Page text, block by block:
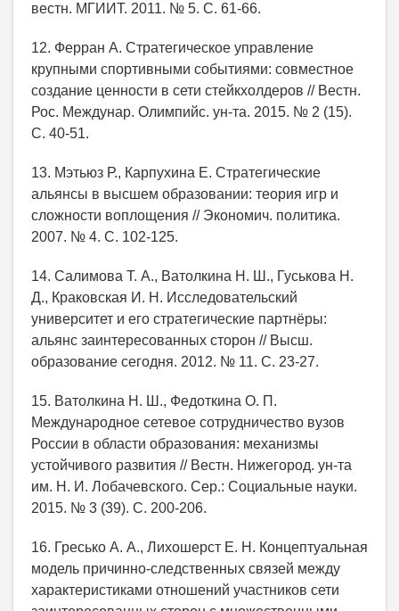
вестн. МГИИТ. 2011. № 5. С. 61-66.
12. Ферран А. Стратегическое управление
крупными спортивными событиями: совместное
создание ценности в сети стейкхолдеров // Вестн.
Рос. Междунар. Олимпийс. ун-та. 2015. № 2 (15).
С. 40-51.
13. Мэтьюз Р., Карпухина Е. Стратегические
альянсы в высшем образовании: теория игр и
сложности воплощения // Экономич. политика.
2007. № 4. С. 102-125.
14. Салимова Т. А., Ватолкина Н. Ш., Гуськова Н.
Д., Краковская И. Н. Исследовательский
университет и его стратегические партнёры:
альянс заинтересованных сторон // Высш.
образование сегодня. 2012. № 11. С. 23-27.
15. Ватолкина Н. Ш., Федоткина О. П.
Международное сетевое сотрудничество вузов
России в области образования: механизмы
устойчивого развития // Вестн. Нижегород. ун-та
им. Н. И. Лобачевского. Сер.: Социальные науки.
2015. № 3 (39). С. 200-206.
16. Гресько А. А., Лихошерст Е. Н. Концептуальная
модель причинно-следственных связей между
характеристиками отношений участников сети